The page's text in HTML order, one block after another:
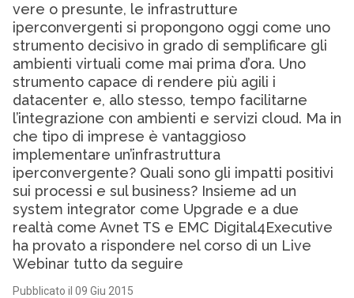
vere o presunte, le infrastrutture
iperconvergenti si propongono oggi come uno
strumento decisivo in grado di semplificare gli
ambienti virtuali come mai prima d’ora. Uno
strumento capace di rendere più agili i
datacenter e, allo stesso, tempo facilitarne
l’integrazione con ambienti e servizi cloud. Ma in
che tipo di imprese è vantaggioso
implementare un’infrastruttura
iperconvergente? Quali sono gli impatti positivi
sui processi e sul business? Insieme ad un
system integrator come Upgrade e a due
realtà come Avnet TS e EMC Digital4Executive
ha provato a rispondere nel corso di un Live
Webinar tutto da seguire
Pubblicato il 09 Giu 2015